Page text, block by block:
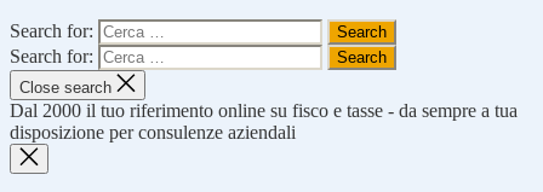
Search for:
Search for:
Close search
Dal 2000 il tuo riferimento online su fisco e tasse - da sempre a tua
disposizione per consulenze aziendali